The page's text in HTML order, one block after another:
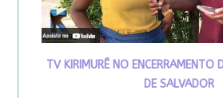
TV KIRIMURÊ NO ENCERRAMENTO
DE SALVADOR